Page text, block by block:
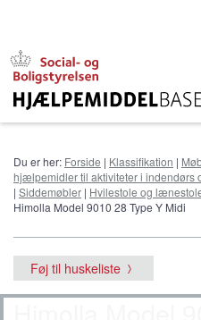
d
Du er her: Forside | Klassifikation |
hjælpemidler til aktiviteter i indendørs
| Siddemøbler | Hvilestole og
Himolla Model 9010 28 Type Y Midi
Føj til huskeliste